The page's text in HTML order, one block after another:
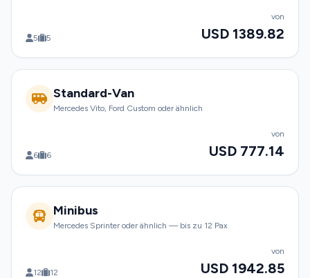
5 5
von
USD 1389.82
Standard-Van
Mercedes Vito, Ford Custom oder ähnlich
6 6
von
USD 777.14
Minibus
Mercedes Sprinter oder ähnlich — bis zu 12 Pax
12 12
von
USD 1942.85